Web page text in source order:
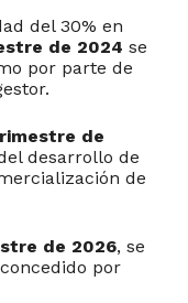
del 30% en
de 2024 se
por parte de
de
desarrollo de
de
de 2026, se
por